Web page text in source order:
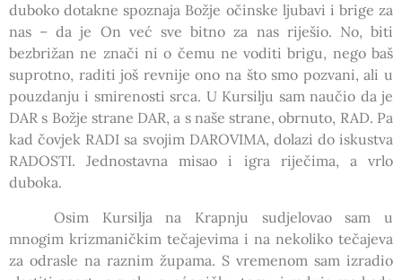
duboko dotakne spoznaja Božje očinske ljubavi i brige za
nas – da je On već sve bitno za nas riješio. No, biti
bezbrižan ne znači ni o čemu ne voditi brigu, nego baš
suprotno, raditi još revnije ono na što smo pozvani, ali u
pouzdanju i smirenosti srca. U Kursilju sam naučio da je
DAR s Božje strane DAR, a s naše strane, obrnuto, RAD. Pa
kad čovjek RADI sa svojim DAROVIMA, dolazi do iskustva
RADOSTI. Jednostavna misao i igra riječima, a vrlo
duboka.
Osim Kursilja na Krapnju sudjelovao sam u
mnogim krizmaničkim tečajevima i na nekoliko tečajeva
za odrasle na raznim župama. S vremenom sam izradio